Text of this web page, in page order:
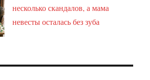
несколько скандалов, а мама
невесты осталась без зуба